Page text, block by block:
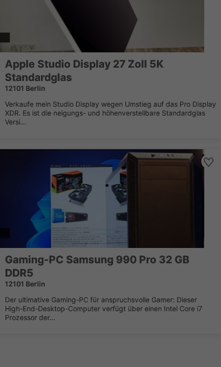
Apple Studio Display 27 Zoll 5K
Standardglas
12101 Berlin
Verkaufe mein Studio Display wegen Umstieg auf das Pro Display
XDR. Es ist die neigungs- und höhenverstellbare Standardglas
Versi...
Gaming-PC Samsung 990 Pro 32 GB
DDR5
12101 Berlin
Der ultimative Gaming-PC für anspruchsvolle Gamer: Dieser
High-End-Desktop-Computer verfügt über einen Intel Core i7
Prozessor der...